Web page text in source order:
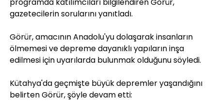
gazetecilerin sorularını yanıtladı.
Görür, amacının Anadolu'yu dolaşarak insanların
ölmemesi ve depreme dayanıklı yapıların inşa
edilmesi için uyarılarda bulunmak olduğunu söyledi.
Kütahya'da geçmişte büyük depremler yaşandığını
belirten Görür, şöyle devam etti: